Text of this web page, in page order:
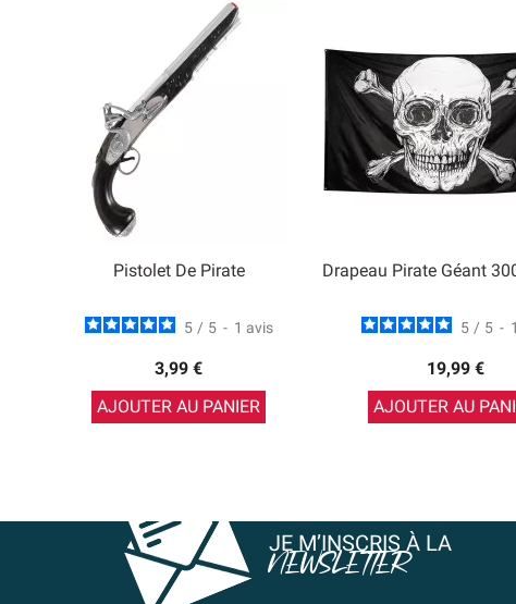
Pistolet De Pirate
5 / 5 - 1 avis
3,99 €
AJOUTER AU PANIER
Drapeau Pirate Géant
5 / 5 - 1
19,99 €
AJOUTER AU
JE M’INSCRIS À LA
NEWSLETTER